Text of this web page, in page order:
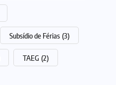
Subsídio de Férias (3)
TAEG (2)